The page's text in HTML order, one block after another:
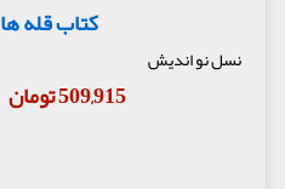
کتاب قله
نسل نو اندیش
509,915 تومان